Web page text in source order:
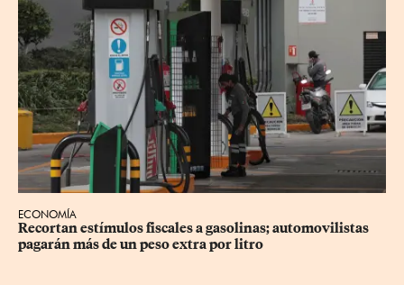
ECONOMÍA
Recortan estímulos fiscales a gasolinas; automovilistas
pagarán más de un peso extra por litro